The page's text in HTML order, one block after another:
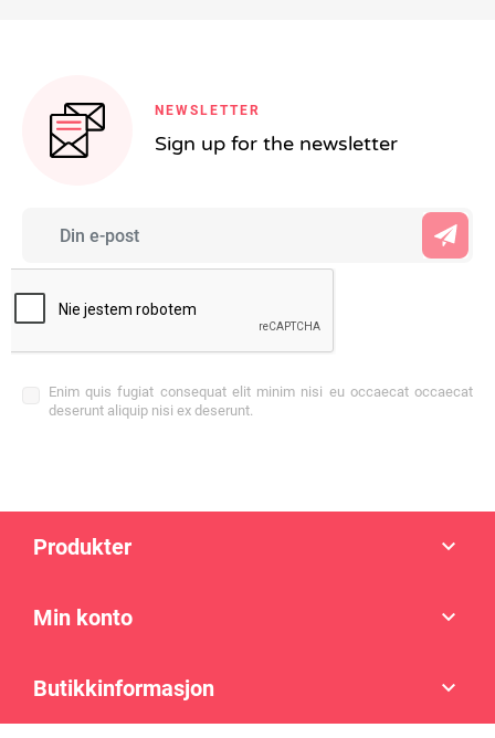
NEWSLETTER
Sign up for the newsletter
Enim quis fugiat consequat elit minim nisi eu occaecat occaecat
deserunt aliquip nisi ex deserunt.
Produkter 
Min konto 
Butikkinformasjon 